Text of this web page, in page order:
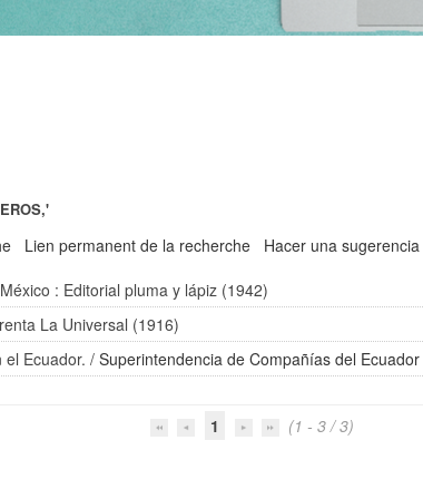
Lien permanent de la recherche
Hacer una sugerencia
: Editorial pluma y lápiz (1942)
La Universal (1916)
Ecuador. /Superintendencia de Compañías del Ecuador
1 (1 - 3 / 3)